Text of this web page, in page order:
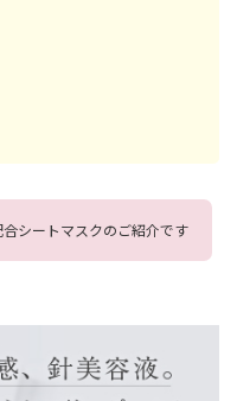
シートマスクのご紹介です